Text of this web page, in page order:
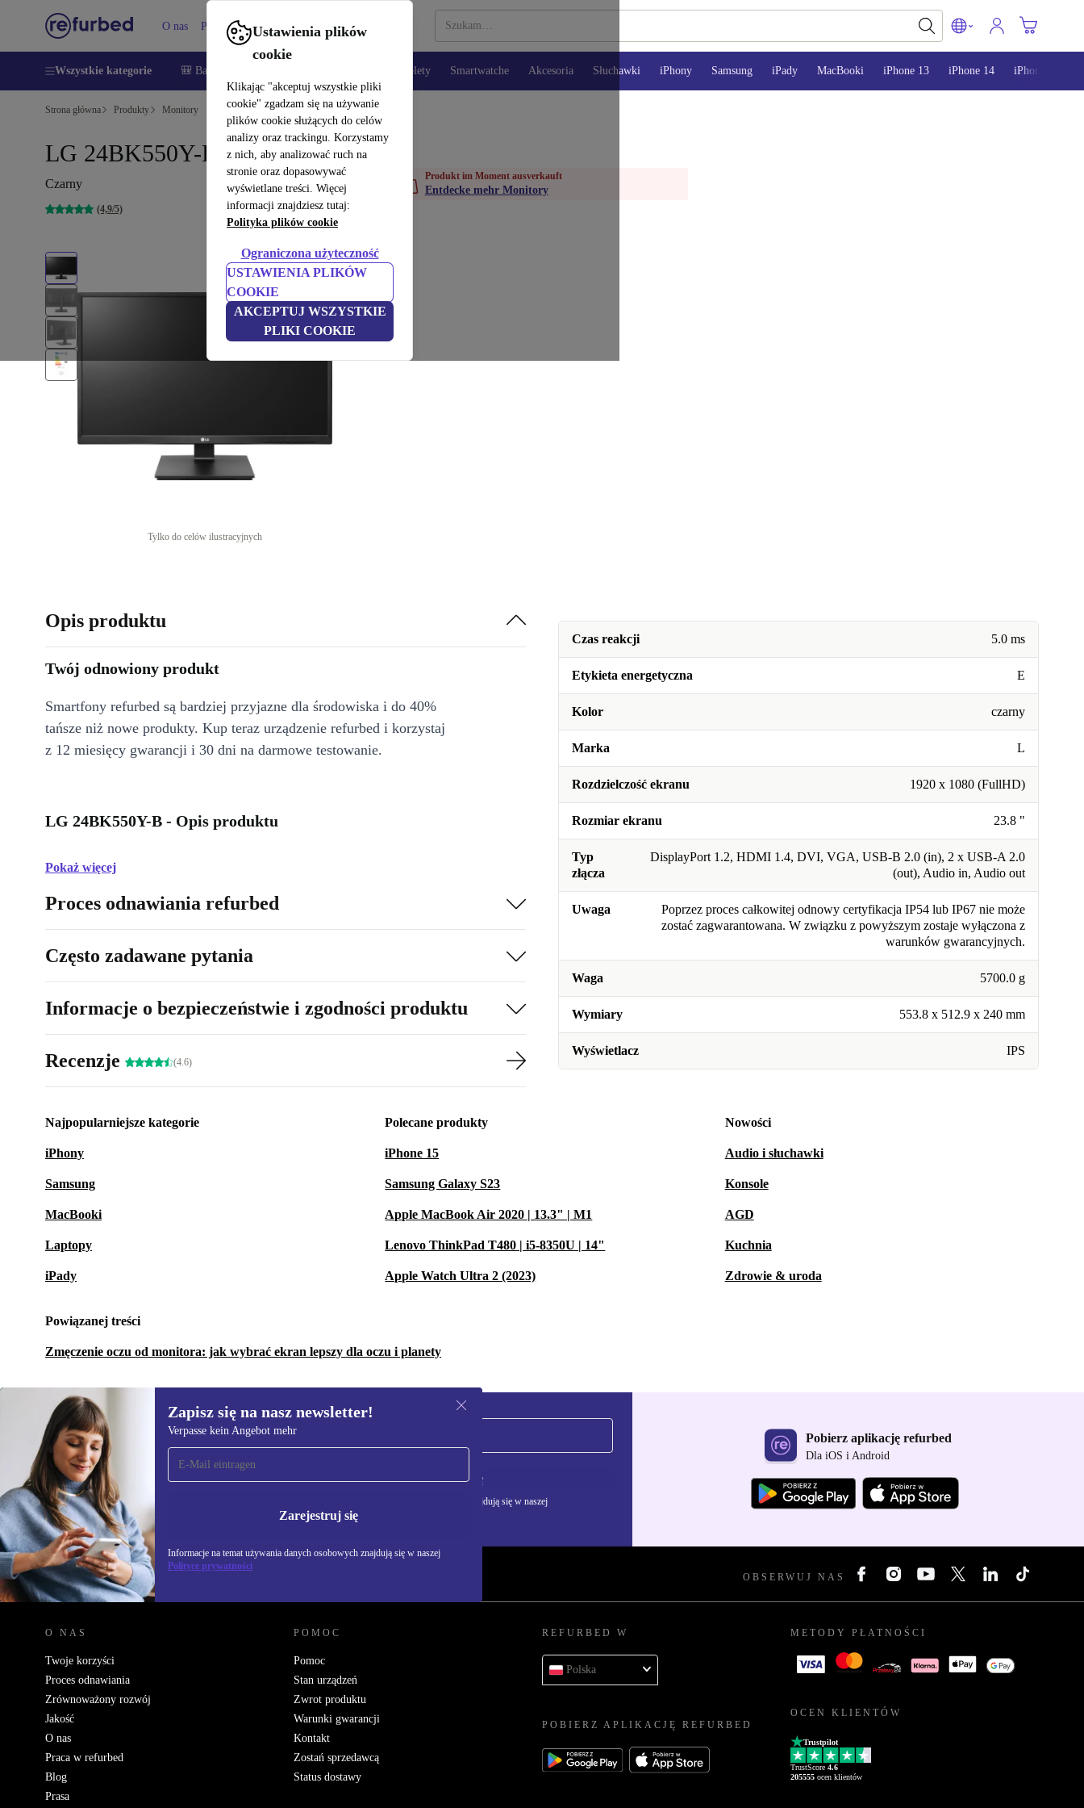
Ustawienia plików
cookie
Klikając "akceptuj wszystkie pliki
cookie" zgadzam się na używanie
plików cookie służących do celów
analizy oraz trackingu. Korzystamy
z nich, aby analizować ruch na
stronie oraz dopasowywać
wyświetlane treści. Więcej
informacji znajdziesz tutaj:
Polityka plików cookie
Ograniczona użyteczność
USTAWIENIA PLIKÓW
COOKIE
AKCEPTUJ WSZYSTKIE
PLIKI COOKIE
O nas Pomoc
Wszystkie kategorie 🎒 Back to school Tablety Smartwatche Akcesoria Słuchawki iPhony Samsung iPady MacBooki iPhone 13 iPhone 14 iPhone 15
Strona główna Produkty Monitory
LG 24BK550Y-B | 23.8"
Czarny
(4,9/5)
Tylko do celów ilustracyjnych
Produkt im Moment ausverkauft
Entdecke mehr Monitory
Czas reakcji 5.0 ms
Etykieta energetyczna E
Kolor czarny
Marka L
Rozdzielczość ekranu 1920 x 1080 (FullHD)
Rozmiar ekranu 23.8 "
Typ
złącza
DisplayPort 1.2, HDMI 1.4, DVI, VGA, USB-B 2.0 (in), 2 x USB-A 2.0
(out), Audio in, Audio out
Uwaga
Poprzez proces całkowitej odnowy certyfikacja IP54 lub IP67 nie może
zostać zagwarantowana. W związku z powyższym zostaje wyłączona z
warunków gwarancyjnych.
Waga 5700.0 g
Wymiary 553.8 x 512.9 x 240 mm
Wyświetlacz IPS
Opis produktu
Twój odnowiony produkt
Smartfony refurbed są bardziej przyjazne dla środowiska i do 40%
tańsze niż nowe produkty. Kup teraz urządzenie refurbed i korzystaj
z 12 miesięcy gwarancji i 30 dni na darmowe testowanie.
LG 24BK550Y-B - Opis produktu
Pokaż więcej
Proces odnawiania refurbed
Często zadawane pytania
Informacje o bezpieczeństwie i zgodności produktu
Recenzje (4.6)
Najpopularniejsze kategorie
iPhony
Samsung
MacBooki
Laptopy
iPady
Polecane produkty
iPhone 15
Samsung Galaxy S23
Apple MacBook Air 2020 | 13.3" | M1
Lenovo ThinkPad T480 | i5-8350U | 14"
Apple Watch Ultra 2 (2023)
Nowości
Audio i słuchawki
Konsole
AGD
Kuchnia
Zdrowie & uroda
Powiązanej treści
Zmęczenie oczu od monitora: jak wybrać ekran lepszy dla oczu i planety
Zapisz się na nasz newsletter!
Verpasse kein Angebot mehr
Zarejestruj się
Informacje na temat używania danych osobowych znajdują się w naszej
Polityce prywatności
Zapisz się na nasz
newsletter!
Nie przegap żadnej oferty.
Zarejestruj się
Informacje na temat używania danych osobowych znajdują się w naszej
Polityce prywatności
Pobierz aplikację refurbed
Dla iOS i Android
REFURBED POLSKA - RETHINK NEW. OBSERWUJ NAS
O NAS
Twoje korzyści
Proces odnawiania
Zrównoważony rozwój
Jakość
O nas
Praca w refurbed
Blog
Prasa
POMOC
Pomoc
Stan urządzeń
Zwrot produktu
Warunki gwarancji
Kontakt
Zostań sprzedawcą
Status dostawy
REFURBED W
Polska
POBIERZ APLIKACJĘ REFURBED
METODY PŁATNOŚCI
OCEN KLIENTÓW
Trustpilot
TrustScore 4.6
205555 ocen klientów